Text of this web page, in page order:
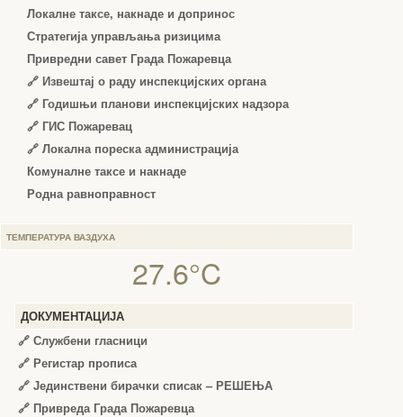
Локалне таксе, накнаде и допринос
Стратегија управљања ризицима
Привредни савет Града Пожаревца
🔗 Извештај о раду инспекцијских органа
🔗 Годишњи планови инспекцијских надзора
🔗 ГИС Пожаревац
🔗 Локална пореска администрација
Комуналне таксе и накнаде
Родна равноправност
ТЕМПЕРАТУРА ВАЗДУХА
27.6°C
ДОКУМЕНТАЦИЈА
🔗 Службени гласници
🔗 Регистар прописа
🔗 Јединствени бирачки списак – РЕШЕЊА
🔗 Привреда Града Пожаревца